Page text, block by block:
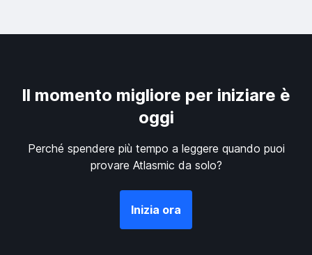
Il momento migliore per iniziare è
oggi
Perché spendere più tempo a leggere quando puoi
provare Atlasmic da solo?
Inizia ora